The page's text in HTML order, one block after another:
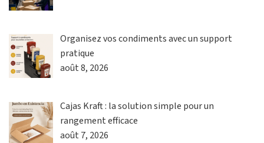
Organisez vos condiments avec un support
pratique
août 8, 2026
Cajas Kraft : la solution simple pour un
rangement efficace
août 7, 2026